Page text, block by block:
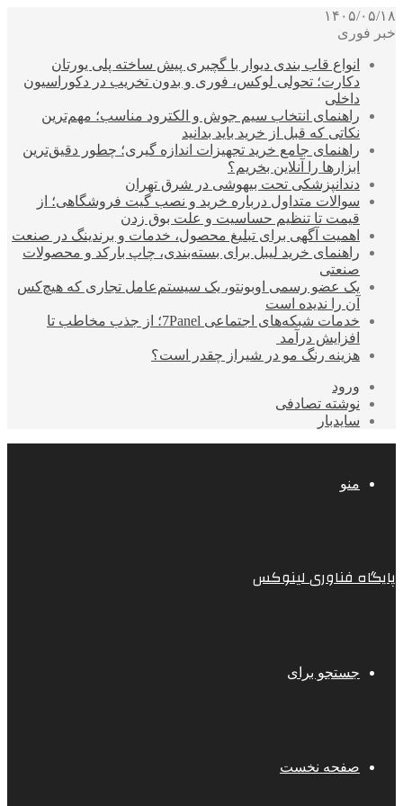
۱۴۰۵/۰۵/۱۸
خبر فوری
انواع قاب بندی دیوار با گچبری پیش ساخته پلی یورتان
دکارت؛ تحولی لوکس، فوری و بدون تخریب در دکوراسیون
داخلی
راهنمای انتخاب سیم جوش و الکترود مناسب؛ مهم‌ترین
نکاتی که قبل از خرید باید بدانید
راهنمای جامع خرید تجهیزات اندازه گیری؛ چطور دقیق‌ترین
ابزارها را آنلاین بخریم؟
دندانپزشکی تحت بیهوشی در شرق تهران
سوالات متداول درباره خرید و نصب گیت فروشگاهی؛ از
قیمت تا تنظیم حساسیت و علت بوق زدن
اهمیت آگهی برای تبلیغ محصول، خدمات و برندینگ در صنعت
راهنمای خرید لیبل برای بسته‌بندی، چاپ بارکد و محصولات
صنعتی
یک عضو رسمی اوبونتو، یک سیستم‌عامل تجاری که هیچ‌کس
آن را ندیده است
خدمات شبکه‌های اجتماعی 7Panel؛ از جذب مخاطب تا
افزایش درآمد
هزینه رنگ مو در شیراز چقدر است؟
ورود
نوشته تصادفی
سایدبار
منو
پایگاه فناوری لینوکس
جستجو برای
صفحه نخست